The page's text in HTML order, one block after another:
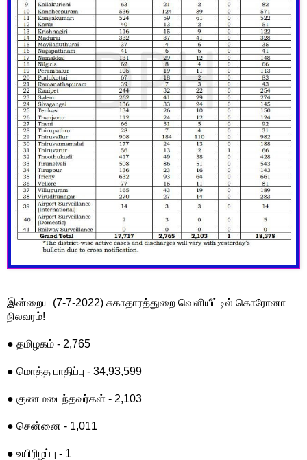
இன்றைய (7-7-2022) சுகாதாரத்துறை வெளியீட்டில் கொரோனா
நிலவரம்!
● தமிழகம் - 2,765
● மொத்த பாதிப்பு - 34,93,599
● குணமடைந்தவர்கள் - 2,103
● சென்னை - 1,011
● உயிரிழப்பு - 1